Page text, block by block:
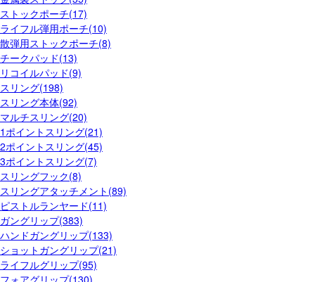
ストックポーチ(17)
ライフル弾用ポーチ(10)
散弾用ストックポーチ(8)
チークパッド(13)
リコイルパッド(9)
スリング(198)
スリング本体(92)
マルチスリング(20)
1ポイントスリング(21)
2ポイントスリング(45)
3ポイントスリング(7)
スリングフック(8)
スリングアタッチメント(89)
ピストルランヤード(11)
ガングリップ(383)
ハンドガングリップ(133)
ショットガングリップ(21)
ライフルグリップ(95)
フォアグリップ(130)